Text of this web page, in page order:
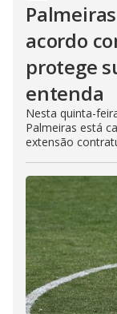
acordo
protege
entenda
Nesta quinta-
Palmeiras está
extensão